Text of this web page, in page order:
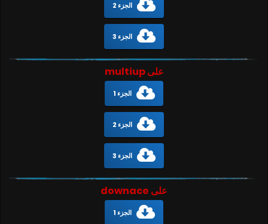
الجزء 2
الجزء 3
على multiup
الجزء 1
الجزء 2
الجزء 3
على downace
الجزء 1